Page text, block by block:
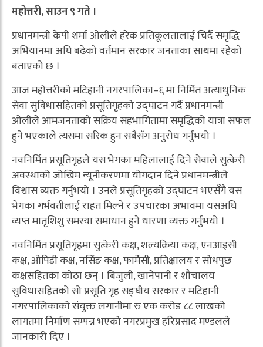
महोत्तरी, साउन ९ गते ।
प्रधानमन्त्री केपी शर्मा ओलीले हरेक प्रतिकूलतालाई चिर्दै समृद्धि
अभियानमा अघि बढेको वर्तमान सरकार जनताका साथमा रहेको
बताएको छ ।
आज महोत्तरीको मटिहानी नगरपालिका–६ मा निर्मित अत्याधुनिक
सेवा सुविधासहितको प्रसूतिगृहको उद्घाटन गर्दै प्रधानमन्त्री
ओलीले आमजनताको सक्रिय सहभागितामा समृद्धिको यात्रा सफल
हुने भएकाले त्यसमा सरिक हुन सबैसँग अनुरोध गर्नुभयो ।
नवनिर्मित प्रसूतिगृहले यस भेगका महिलालाई दिने सेवाले सुत्केरी
अवस्थाको जोखिम न्यूनीकरणमा योगदान दिने प्रधानमन्त्रीले
विश्वास व्यक्त गर्नुभयो । उनले प्रसूतिगृहको उद्घाटन भएसँगै यस
भेगका गर्भवतीलाई राहत मिल्ने र उपचारका अभावमा यसअघि
व्यप्त मातृशिशु समस्या समाधान हुने धारणा व्यक्त गर्नुभयो ।
नवनिर्मित प्रसूतिगृहमा सुत्केरी कक्ष, शल्यक्रिया कक्ष, एनआइसी
कक्ष, ओपिडी कक्ष, नर्सिङ कक्ष, फार्मेसी, प्रतिक्षालय र सोधपुछ
कक्षसहितका कोठा छन् । बिजुली, खानेपानी र शौचालय
सुविधासहितको सो प्रसूति गृह सङ्घीय सरकार र मटिहानी
नगरपालिकाको संयुक्त लगानीमा रु एक करोड ८८ लाखको
लागतमा निर्माण सम्पन्न भएको नगरप्रमुख हरिप्रसाद मण्डलले
जानकारी दिए ।